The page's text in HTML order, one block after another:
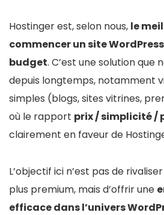
Hostinger est, selon nous, le
commencer un site
budget. C’est une solution que
depuis longtemps, notamment
simples (blogs, sites vitrines,
où le rapport prix / simplicité /
clairement en faveur de
L’objectif ici n’est pas de
plus premium, mais d’offrir une
efficace dans l’univers